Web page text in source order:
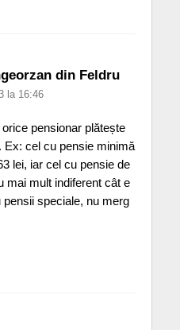
din Feldru
la 16:46
pensionar plătește
Ex: cel cu pensie minimă
lei, iar cel cu pensie de
mai mult indiferent cât e
speciale, nu merg